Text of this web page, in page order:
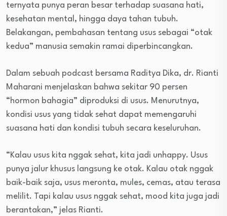
ternyata punya peran besar terhadap suasana hati,
kesehatan mental, hingga daya tahan tubuh.
Belakangan, pembahasan tentang usus sebagai “otak
kedua” manusia semakin ramai diperbincangkan.
Dalam sebuah podcast bersama Raditya Dika, dr. Rianti
Maharani menjelaskan bahwa sekitar 90 persen
“hormon bahagia” diproduksi di usus. Menurutnya,
kondisi usus yang tidak sehat dapat memengaruhi
suasana hati dan kondisi tubuh secara keseluruhan.
“Kalau usus kita nggak sehat, kita jadi unhappy. Usus
punya jalur khusus langsung ke otak. Kalau otak nggak
baik-baik saja, usus meronta, mules, cemas, atau terasa
melilit. Tapi kalau usus nggak sehat, mood kita juga jadi
berantakan,” jelas Rianti.